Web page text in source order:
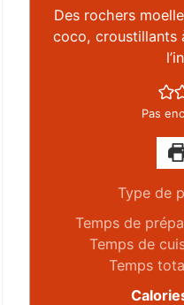
Des rochers
coco, croustillants
Pas
Type de
Temps de
Temps de
Temps